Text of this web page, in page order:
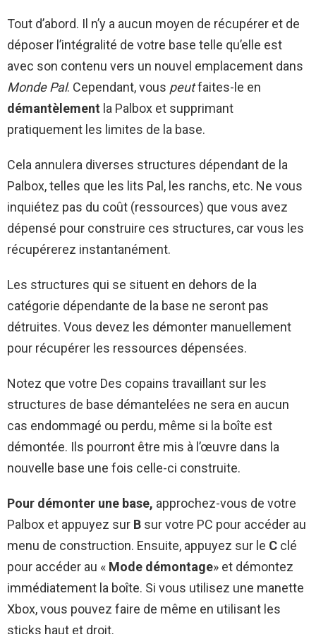
Tout d’abord. Il n’y a aucun moyen de récupérer et de
déposer l’intégralité de votre base telle qu’elle est
avec son contenu vers un nouvel emplacement dans
Monde Pal. Cependant, vous peutfaites-le en
démantèlement la Palbox et supprimant
pratiquement les limites de la base.
Cela annulera diverses structures dépendant de la
Palbox, telles que les lits Pal, les ranchs, etc. Ne vous
inquiétez pas du coût (ressources) que vous avez
dépensé pour construire ces structures, car vous les
récupérerez instantanément.
Les structures qui se situent en dehors de la
catégorie dépendante de la base ne seront pas
détruites. Vous devez les démonter manuellement
pour récupérer les ressources dépensées.
Notez que votre Des copains travaillant sur les
structures de base démantelées ne sera en aucun
cas endommagé ou perdu, même si la boîte est
démontée. Ils pourront être mis à l’œuvre dans la
nouvelle base une fois celle-ci construite.
Pour démonter une base, approchez-vous de votre
Palbox et appuyez sur B sur votre PC pour accéder au
menu de construction. Ensuite, appuyez sur le C clé
pour accéder au « Mode démontage» et démontez
immédiatement la boîte. Si vous utilisez une manette
Xbox, vous pouvez faire de même en utilisant les
sticks haut et droit.